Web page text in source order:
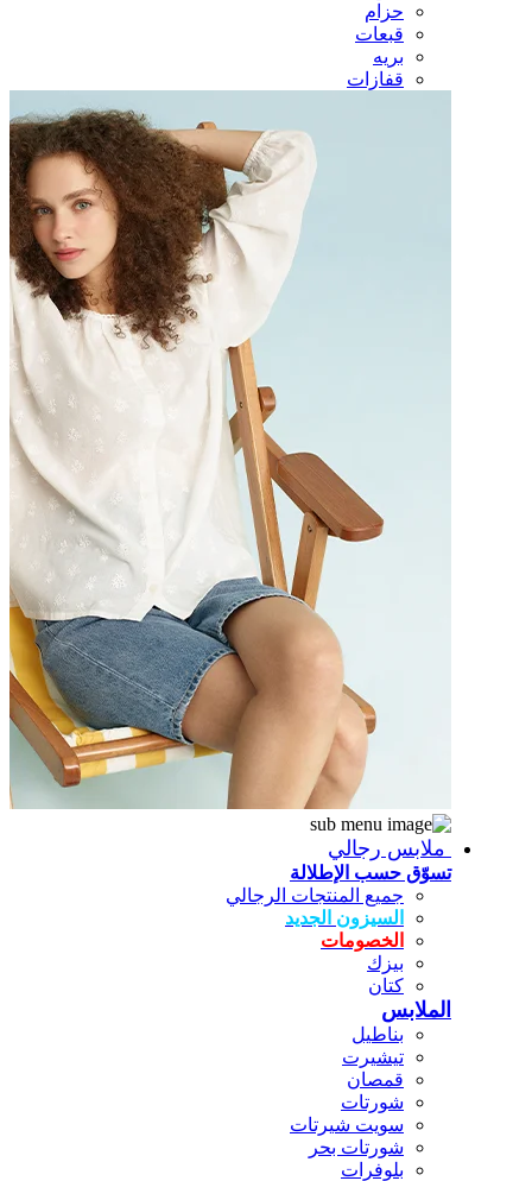
حزام
قبعات
بريه
قفازات
ملابس رجالي
تسوّق حسب الإطلالة
جميع المنتجات الرجالي
السيزون الجديد
الخصومات
بيزك
كتان
الملابس
بناطيل
تيشيرت
قمصان
شورتات
سويت شيرتات
شورتات بحر
بلوفرات